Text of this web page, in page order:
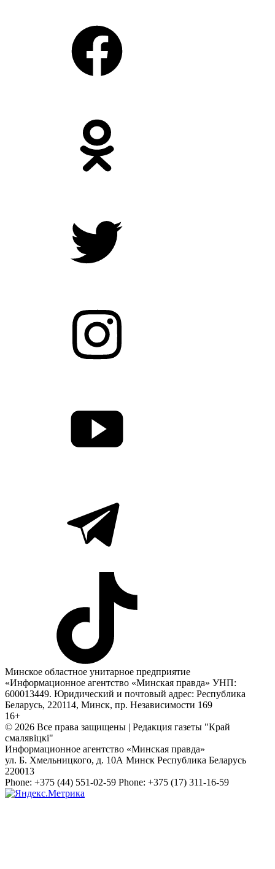
Минское областное унитарное предприятие
«Информационное агентство «Минская правда» УНП:
600013449. Юридический и почтовый адрес: Республика
Беларусь, 220114, Минск, пр. Независимости 169
16+
© 2026 Все права защищены | Редакция газеты "Край
смалявiцкi"
Информационное агентство «Минская правда»
ул. Б. Хмельницкого, д. 10А Минск Республика Беларусь
220013
Phone: +375 (44) 551-02-59 Phone: +375 (17) 311-16-59